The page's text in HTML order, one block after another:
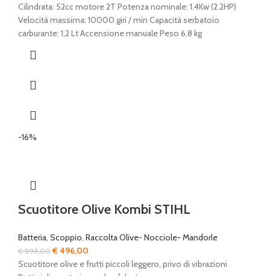
prezzo
originale
era:
prezzo
attuale
è:
Cilindrata: 52cc motore 2T Potenza nominale: 1.4Kw (2.2HP)
Velocità massima: 10000 giri / min Capacità serbatoio
carburante: 1,2 Lt Accensione manuale Peso 6,8 kg
-16%
Scuotitore Olive Kombi STIHL
Batteria, Scoppio, Raccolta Olive- Nocciole- Mandorle
€593,00Il
prezzo
€496,00
prezzo
Scuotitore olive e frutti piccoli leggero, privo di vibrazioni